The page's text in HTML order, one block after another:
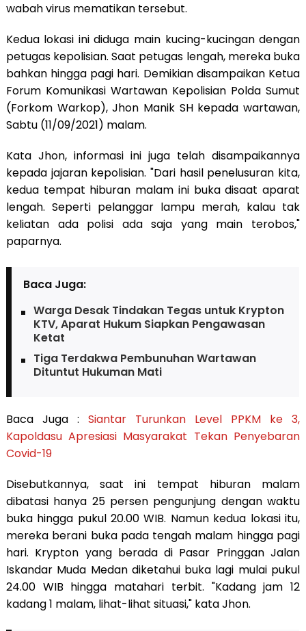
wabah virus mematikan tersebut.
Kedua lokasi ini diduga main kucing-kucingan dengan
petugas kepolisian. Saat petugas lengah, mereka buka
bahkan hingga pagi hari. Demikian disampaikan Ketua
Forum Komunikasi Wartawan Kepolisian Polda Sumut
(Forkom Warkop), Jhon Manik SH kepada wartawan,
Sabtu (11/09/2021) malam.
Kata Jhon, informasi ini juga telah disampaikannya
kepada jajaran kepolisian. "Dari hasil penelusuran kita,
kedua tempat hiburan malam ini buka disaat aparat
lengah. Seperti pelanggar lampu merah, kalau tak
keliatan ada polisi ada saja yang main terobos,"
paparnya.
Baca Juga:
Warga Desak Tindakan Tegas untuk Krypton
KTV, Aparat Hukum Siapkan Pengawasan
Ketat
Tiga Terdakwa Pembunuhan Wartawan
Dituntut Hukuman Mati
Baca Juga : Siantar Turunkan Level PPKM ke 3,
Kapoldasu Apresiasi Masyarakat Tekan Penyebaran
Covid-19
Disebutkannya, saat ini tempat hiburan malam
dibatasi hanya 25 persen pengunjung dengan waktu
buka hingga pukul 20.00 WIB. Namun kedua lokasi itu,
mereka berani buka pada tengah malam hingga pagi
hari. Krypton yang berada di Pasar Pringgan Jalan
Iskandar Muda Medan diketahui buka lagi mulai pukul
24.00 WIB hingga matahari terbit. "Kadang jam 12
kadang 1 malam, lihat-lihat situasi," kata Jhon.